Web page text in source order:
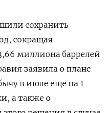
сохранить
сокращая
миллиона баррелей
заявила о плане
в июле еще на 1
а также о